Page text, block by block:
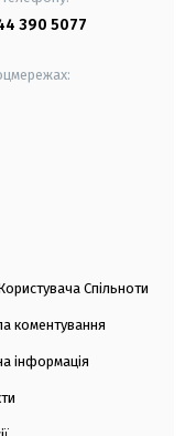
390 5077
Спільноти
коментування
інформація